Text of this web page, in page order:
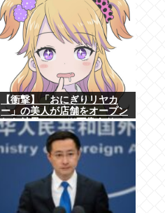
【衝撃】「おにぎりリヤカ
ー」の美人が店舗をオープン
した結果www(※画像あり)